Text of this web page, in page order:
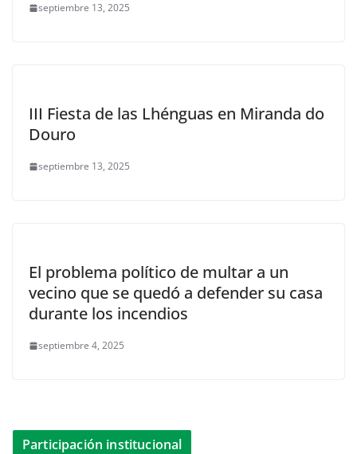
septiembre 13, 2025
III Fiesta de las Lhénguas en Miranda do
Douro
septiembre 13, 2025
El problema político de multar a un
vecino que se quedó a defender su casa
durante los incendios
septiembre 4, 2025
Participación institucional